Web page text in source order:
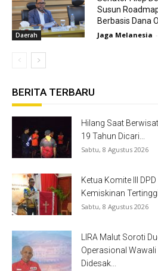
Daerah
Susun
Berbasis Dana
Jaga Melanesia -
BERITA TERBARU
Hilang Saat
19 Tahun Dicari...
Sabtu, 8 Agustus 2026
Ketua Komite III
Kemiskinan Tertinggi
Sabtu, 8 Agustus 2026
LIRA Malut Soroti
Operasional Wawali
Didesak...